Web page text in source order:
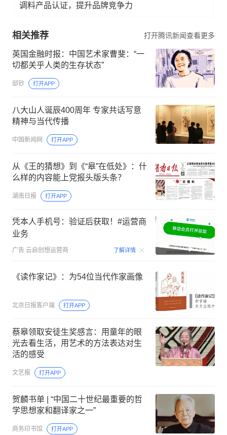
调料产品认证，提升品牌竞争力
相关推荐 打开腾讯新闻查看更多
英国金融时报：中国艺术家曹斐：“一
切都关乎人类的生存状态”
邸钞 打开APP
八大山人诞辰400周年 专家共话写意
精神与当代传播
中国新闻网 打开APP
从《王的猜想》到《“皋”在低处》：什
么样的内容能上党报头版头条？
湖南日报 打开APP
凭本人手机号：验证后获取！#运营商
业务
广告 云启创想运营商 了解详情 00:15
《读作家记》：为54位当代作家画像
北京日报客户端 打开APP
蔡皋领取安徒生奖感言：用童年的眼
光去看生活，用艺术的方法表达对生
活的感受
文艺报 打开APP
贺麟书单 | “中国二十世纪最重要的哲
学思想家和翻译家之一”
商务印书馆 打开APP